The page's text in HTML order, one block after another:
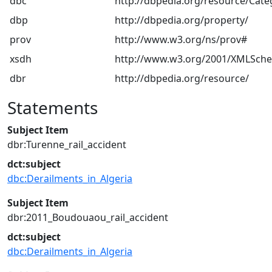
dbp
http://dbpedia.org/property/
prov
http://www.w3.org/ns/prov#
xsdh
http://www.w3.org/2001/
dbr
http://dbpedia.org/resource/
Statements
Subject Item
dbr:Turenne_rail_accident
dct:subject
dbc:Derailments_in_Algeria
Subject Item
dbr:2011_Boudouaou_rail_accident
dct:subject
dbc:Derailments_in_Algeria